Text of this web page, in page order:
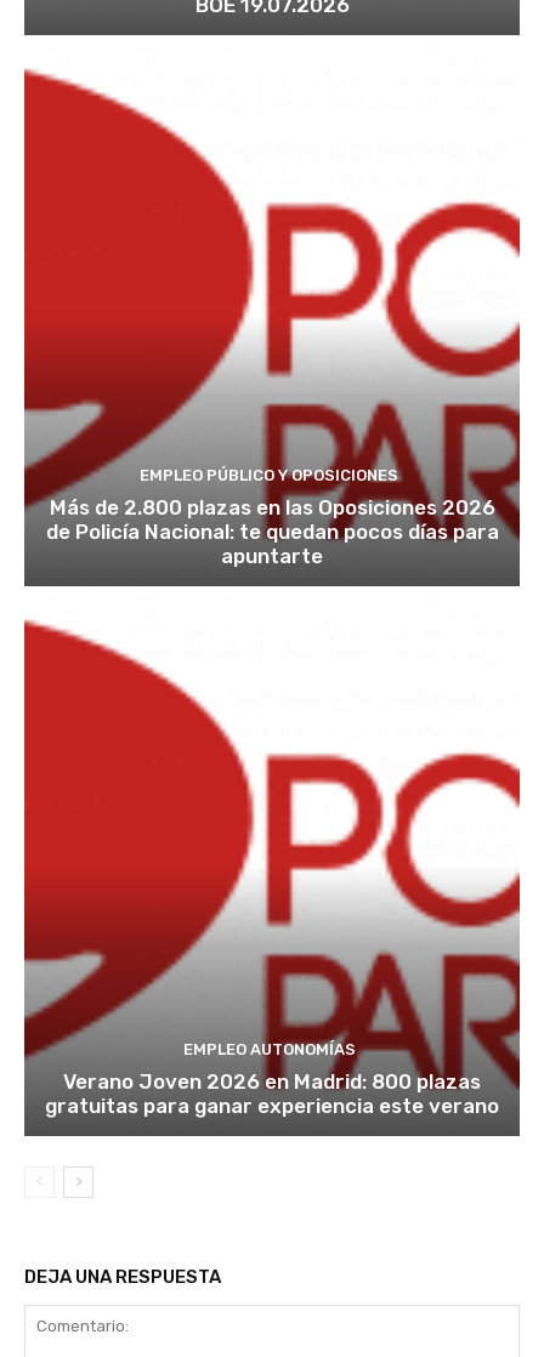
EMPLEO PÚBLICO Y OPOSICIONES
Más de 2.800 plazas en las Oposiciones 2026
de Policía Nacional: te quedan pocos días para
apuntarte
EMPLEO AUTONOMÍAS
Verano Joven 2026 en Madrid: 800 plazas
gratuitas para ganar experiencia este verano
DEJA UNA RESPUESTA